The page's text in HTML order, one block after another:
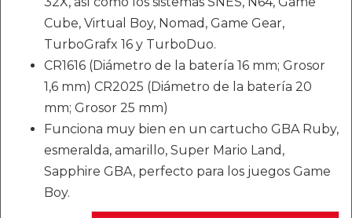
Cube, Virtual Boy, Nomad, Game Gear,
TurboGrafx 16 y TurboDuo.
CR1616 (Diámetro de la batería 16 mm; Grosor
1,6 mm) CR2025 (Diámetro de la batería 20
mm; Grosor 25 mm)
Funciona muy bien en un cartucho GBA Ruby,
esmeralda, amarillo, Super Mario Land,
Sapphire GBA, perfecto para los juegos Game
Boy.